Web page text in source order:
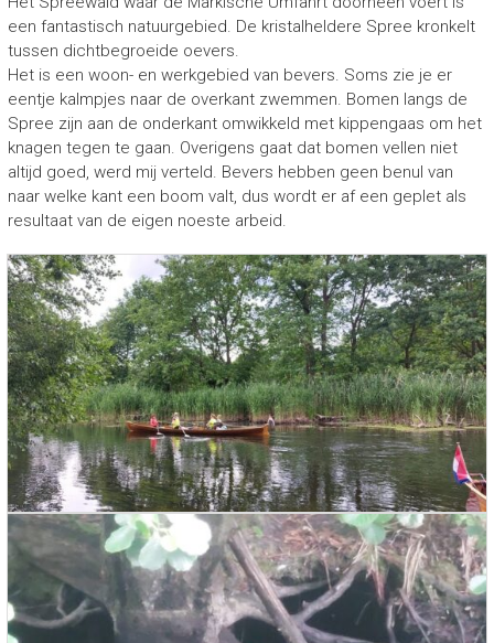
een fantastisch natuurgebied. De kristalheldere Spree kronkelt
tussen dichtbegroeide oevers.
Het is een woon- en werkgebied van bevers. Soms zie je er
eentje kalmpjes naar de overkant zwemmen. Bomen langs de
Spree zijn aan de onderkant omwikkeld met kippengaas om het
knagen tegen te gaan. Overigens gaat dat bomen vellen niet
altijd goed, werd mij verteld. Bevers hebben geen benul van
naar welke kant een boom valt, dus wordt er af een geplet als
resultaat van de eigen noeste arbeid.